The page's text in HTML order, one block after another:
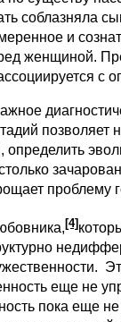
соблазняла
и
женщиной.
с
проблему
[4]
еще не
пока еще